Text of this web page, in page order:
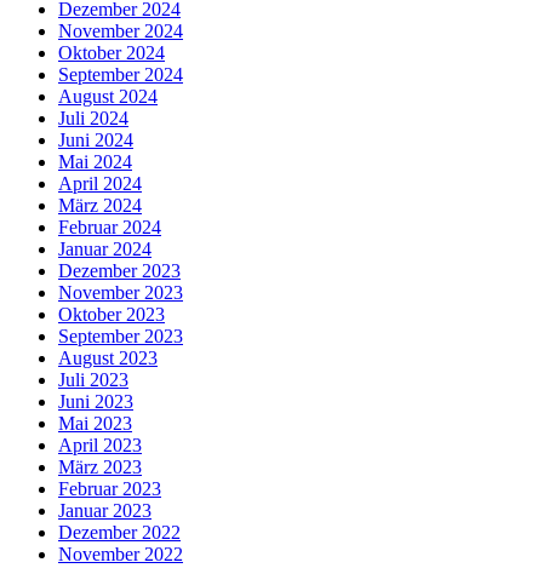
Dezember 2024
November 2024
Oktober 2024
September 2024
August 2024
Juli 2024
Juni 2024
Mai 2024
April 2024
März 2024
Februar 2024
Januar 2024
Dezember 2023
November 2023
Oktober 2023
September 2023
August 2023
Juli 2023
Juni 2023
Mai 2023
April 2023
März 2023
Februar 2023
Januar 2023
Dezember 2022
November 2022